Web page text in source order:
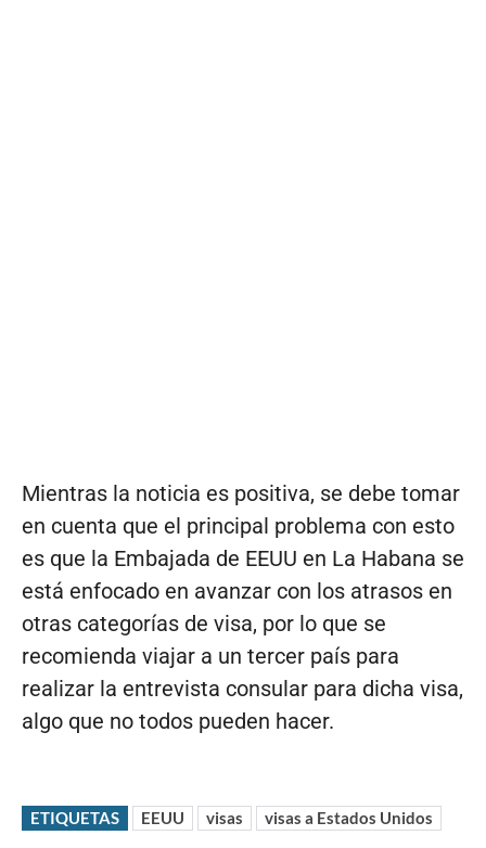
Mientras la noticia es positiva, se debe tomar
en cuenta que el principal problema con esto
es que la Embajada de EEUU en La Habana se
está enfocado en avanzar con los atrasos en
otras categorías de visa, por lo que se
recomienda viajar a un tercer país para
realizar la entrevista consular para dicha visa,
algo que no todos pueden hacer.
ETIQUETAS EEUU visas visas a Estados Unidos